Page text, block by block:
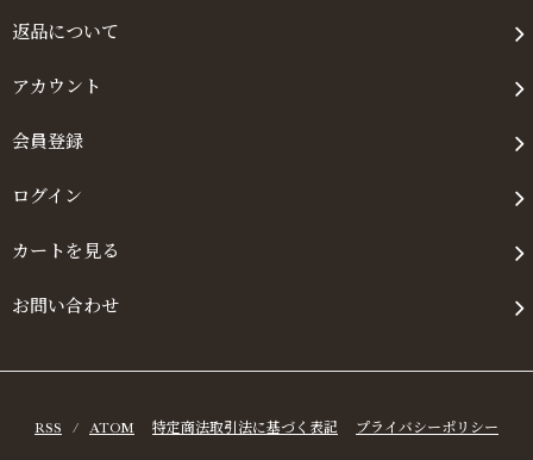
返品について
アカウント
会員登録
ログイン
カートを見る
お問い合わせ
RSS / ATOM 特定商法取引法に基づく表記 プライバシーポリシー